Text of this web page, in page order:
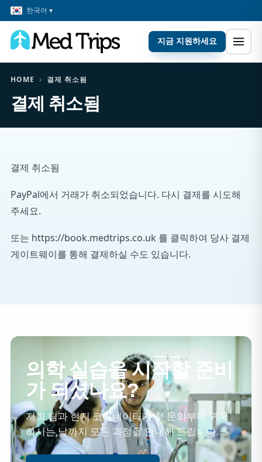
한국어 ▾
지금 지원하세요
HOME › 결제 취소됨
결제 취소됨
결제 취소됨
PayPal에서 거래가 취소되었습니다. 다시 결제를 시도해
주세요.
또는 https://book.medtrips.co.uk 를 클릭하여 당사 결제
게이트웨이를 통해 결제하실 수도 있습니다.
의학 실습을 시작할 준비
가 되셨나요?
저희 팀과 현지 코디네이터가 첫 문의부터 귀국
하시는 날까지 모든 과정을 안내해 드립니다.